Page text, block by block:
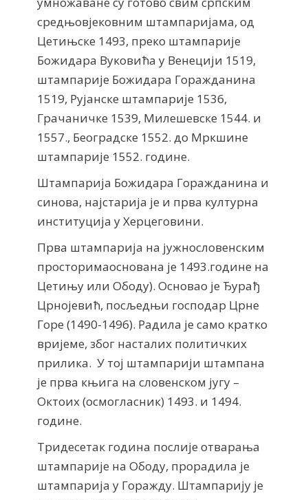
средњовјековним штампаријама, од
Цетињске 1493, преко штампарије
Божидара Вуковића у Венецији 1519,
штампарије Божидара Горажданина
1519, Рујанске штампарије 1536,
Грачаничке 1539, Милешевске 1544. и
1557., Београдске 1552. до Мркшине
штампарије 1552. године.
Штампарија Божидара Горажданина и
синова, најстарија је и прва културна
институција у Херцеговини.
Прва штампарија на јужнословенским
просторимаоснована је 1493.године на
Цетињу или Ободу). Основао је Ђурађ
Црнојевић, посљедњи господар Црне
Горе (1490-1496). Радила је само кратко
вријеме, због насталих политичких
прилика. У тој штампарији штампана
је прва књига на словенском југу –
Октоих (осмогласник) 1493. и 1494.
године.
Тридесетак година послије отварања
штампарије на Ободу, прорадила је
штампарија у Горажду. Штампарију је